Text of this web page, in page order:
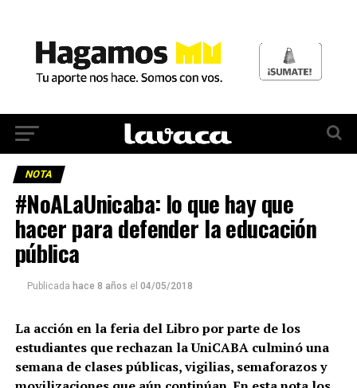
NOTA
#NoALaUnicaba: lo que hay que
hacer para defender la educación
pública
Publicada hace 8 años el 04/05/2018
La acción en la feria del Libro por parte de los
estudiantes que rechazan la UniCABA culminó una
semana de clases públicas, vigilias, semaforazos y